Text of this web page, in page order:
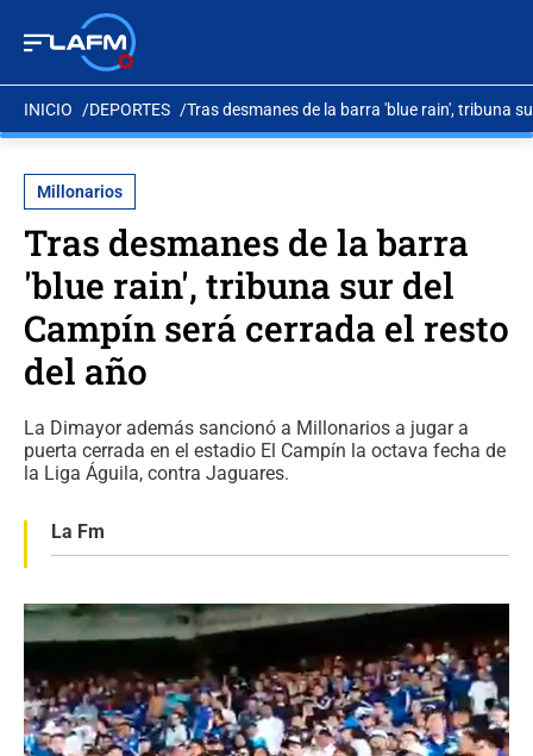
INICIO DEPORTES Tras desmanes de la barra 'blue rain', tribuna
Millonarios
Tras desmanes de la barra
'blue rain', tribuna sur del
Campín será cerrada el resto
del año
La Dimayor además sancionó a Millonarios a jugar a
puerta cerrada en el estadio El Campín la octava fecha de
la Liga Águila, contra Jaguares.
La Fm